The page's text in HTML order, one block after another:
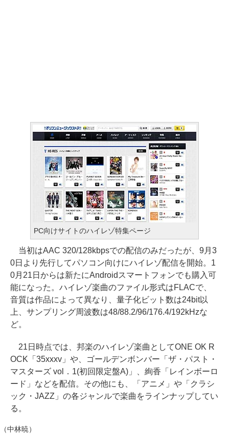
PC向けサイトのハイレゾ特集ページ
当初はAAC 320/128kbpsでの配信のみだったが、9月3
0日より先行してパソコン向けにハイレゾ配信を開始。1
0月21日からは新たにAndroidスマートフォンでも購入可
能になった。ハイレゾ楽曲のファイル形式はFLACで、
音質は作品によって異なり、量子化ビット数は24bit以
上、サンプリング周波数は48/88.2/96/176.4/192kHzな
ど。
21日時点では、邦楽のハイレゾ楽曲としてONE OK R
OCK「35xxxv」や、ゴールデンボンバー「ザ・パスト・
マスターズ vol．1(初回限定盤A)」、絢香「レインボーロ
ード」などを配信。その他にも、「アニメ」や「クラシ
ック・JAZZ」の各ジャンルで楽曲をラインナップしてい
る。
（中林暁）